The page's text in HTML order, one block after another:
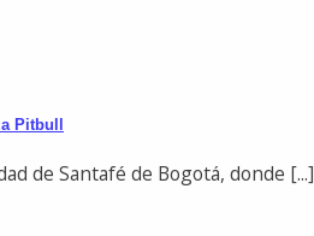
Pitbull
de Santafé de Bogotá, donde [...]